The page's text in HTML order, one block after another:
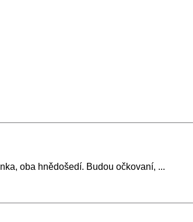
oba hnědošedí. Budou očkovaní, ...